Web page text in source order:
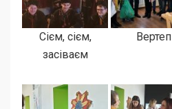
Сієм, сієм,
засіваєм
Вертеп